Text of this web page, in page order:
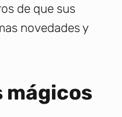
de que sus
novedades y
mágicos